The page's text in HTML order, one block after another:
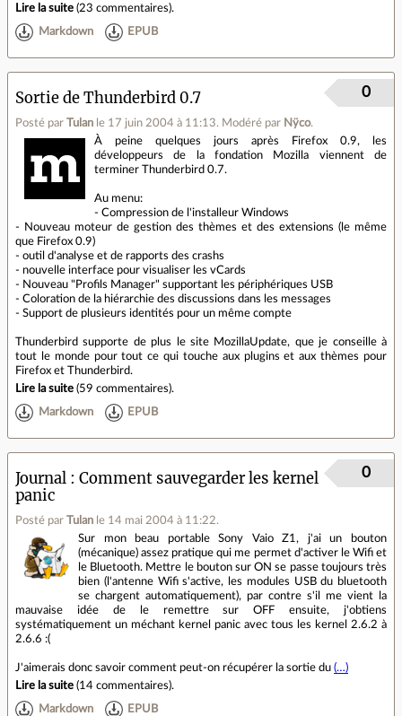
Lire la suite (23 commentaires).
Markdown EPUB
Sortie de Thunderbird 0.7
Posté par Tulan le 17 juin 2004 à 11:13. Modéré par Nÿco.
0
À peine quelques jours après Firefox 0.9, les
développeurs de la fondation Mozilla viennent de
terminer Thunderbird 0.7.
Au menu:
- Compression de l'installeur Windows
- Nouveau moteur de gestion des thèmes et des extensions (le même
que Firefox 0.9)
- outil d'analyse et de rapports des crashs
- nouvelle interface pour visualiser les vCards
- Nouveau "Profils Manager" supportant les périphériques USB
- Coloration de la hiérarchie des discussions dans les messages
- Support de plusieurs identités pour un même compte
Thunderbird supporte de plus le site MozillaUpdate, que je conseille à
tout le monde pour tout ce qui touche aux plugins et aux thèmes pour
Firefox et Thunderbird.
Lire la suite (59 commentaires).
Markdown EPUB
Journal
Comment sauvegarder les kernel
panic
Posté par Tulan le 14 mai 2004 à 11:22.
0
Sur mon beau portable Sony Vaio Z1, j'ai un bouton
(mécanique) assez pratique qui me permet d'activer le Wifi et
le Bluetooth. Mettre le bouton sur ON se passe toujours très
bien (l'antenne Wifi s'active, les modules USB du bluetooth
se chargent automatiquement), par contre s'il me vient la
mauvaise idée de le remettre sur OFF ensuite, j'obtiens
systématiquement un méchant kernel panic avec tous les kernel 2.6.2 à
2.6.6 :(
J'aimerais donc savoir comment peut-on récupérer la sortie du (…)
Lire la suite (14 commentaires).
Markdown EPUB